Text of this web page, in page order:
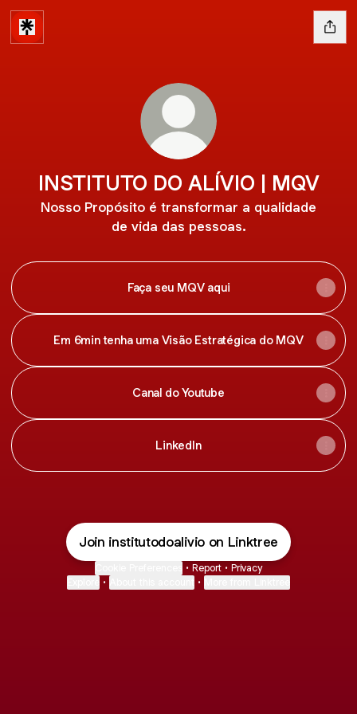
INSTITUTO DO ALÍVIO | MQV
Nosso Propósito é transformar a qualidade
de vida das pessoas.
Faça seu MQV aqui
Em 6min tenha uma Visão Estratégica do MQV
Canal do Youtube
LinkedIn
Join institutodoalivio on Linktree
• Report • Privacy
• •